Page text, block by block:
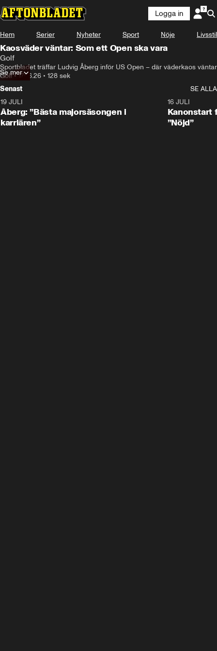
Logga in
Hem Serier Nyheter Sport Nöje Livsstil
Kaosväder väntar: Som ett Open ska vara
Golf
Sportbladet träffar Ludvig Åberg inför US Open – där väderkaos väntar
Golf•17.06.26 • 128 sek
Se mer
Senast
SE ALLA
19 JULI
Åberg: ”Bästa majorsäsongen i
karriären”
16 JULI
Kanonstart
”Nöjd”